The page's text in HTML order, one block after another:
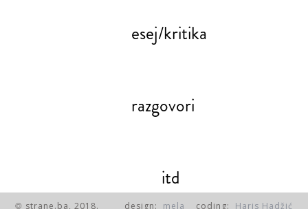
esej/kritika
razgovori
itd
© strane.ba, 2018. design: mela coding: Haris Hadžić